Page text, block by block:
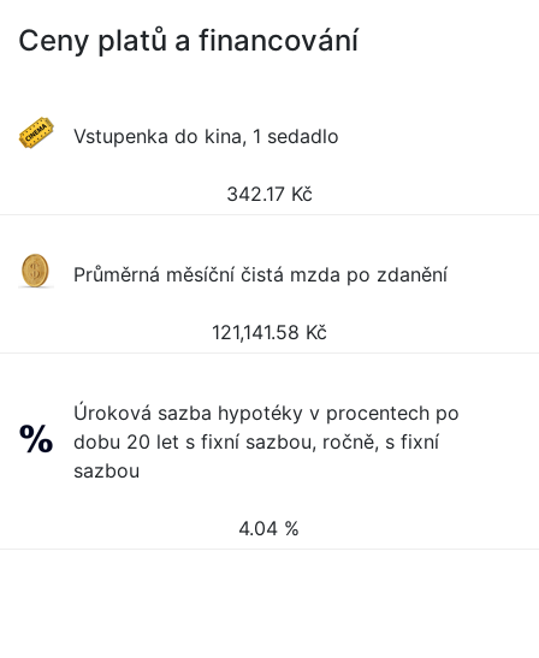
Ceny platů a financování
Vstupenka do kina, 1 sedadlo
342.17 Kč
Průměrná měsíční čistá mzda po zdanění
121,141.58 Kč
Úroková sazba hypotéky v procentech po
dobu 20 let s fixní sazbou, ročně, s fixní
sazbou
4.04 %